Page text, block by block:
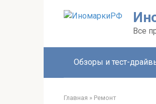
Все
Обзоры и тест-
Главная » Ремонт